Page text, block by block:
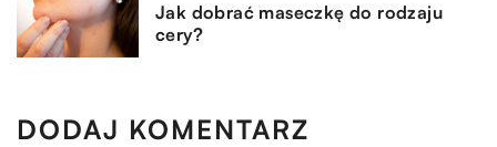
Jak dobrać maseczkę do rodzaju
cery?
DODAJ KOMENTARZ